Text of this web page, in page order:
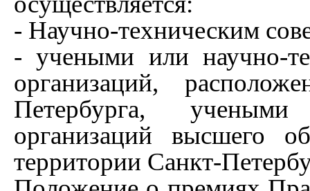
- Научно-техническим
- учеными или научно-
организаций,
Петербурга, учеными
организаций высшего
территории Санкт-